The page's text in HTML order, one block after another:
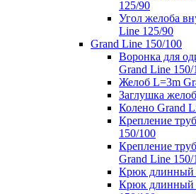
125/90
Угол желоба
Line 125/90
Grand Line 150/100
Воронка для
Grand Line 150/
Желоб L=3m
Заглушка
Колено Grand
Крепление
150/100
Крепление
Grand Line 150/
Крюк длинный
Крюк длинный